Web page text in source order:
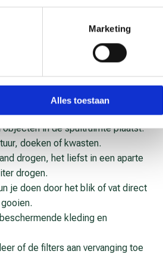
Marketing
Alles toestaan
en let op de
van de lak of lijm, het
staan. Verder moet het object zo
omheen.
Dat betekent dat je de
in de spuitruimte plaatst.
doeken of kwasten.
drogen, het liefst in een aparte
drogen.
je doen door het blik of vat direct
kleding en
of de filters aan vervanging toe